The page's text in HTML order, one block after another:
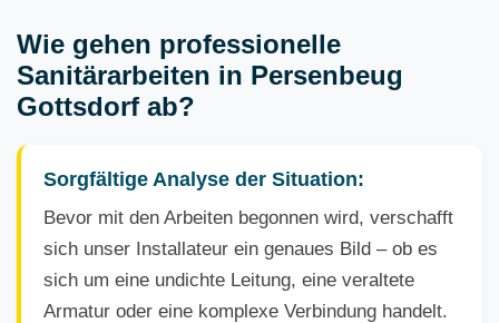
Wie gehen professionelle
Sanitärarbeiten in Persenbeug
Gottsdorf ab?
Sorgfältige Analyse der Situation:
Bevor mit den Arbeiten begonnen wird, verschafft
sich unser Installateur ein genaues Bild – ob es
sich um eine undichte Leitung, eine veraltete
Armatur oder eine komplexe Verbindung handelt.